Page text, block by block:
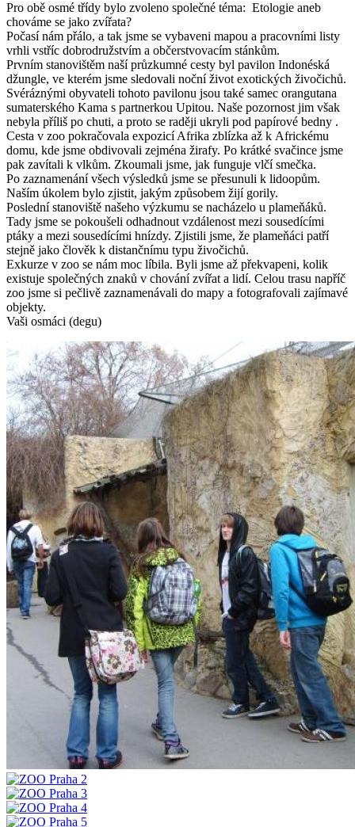
Pro obě osmé třídy bylo zvoleno společné téma: Etologie aneb
chováme se jako zvířata?
Počasí nám přálo, a tak jsme se vybaveni mapou a pracovními listy
vrhli vstříc dobrodružstvím a občerstvovacím stánkům.
Prvním stanovištěm naší průzkumné cesty byl pavilon Indonéská
džungle, ve kterém jsme sledovali noční život exotických živočichů.
Svéráznými obyvateli tohoto pavilonu jsou také samec orangutana
sumaterského Kama s partnerkou Upitou. Naše pozornost jim však
nebyla příliš po chuti, a proto se raději ukryli pod papírové bedny .
Cesta v zoo pokračovala expozicí Afrika zblízka až k Africkému
domu, kde jsme obdivovali zejména žirafy. Po krátké svačince jsme
pak zavítali k vlkům. Zkoumali jsme, jak funguje vlčí smečka.
Po zaznamenání všech výsledků jsme se přesunuli k lidoopům.
Naším úkolem bylo zjistit, jakým způsobem žijí gorily.
Poslední stanoviště našeho výzkumu se nacházelo u plameňáků.
Tady jsme se pokoušeli odhadnout vzdálenost mezi sousedícími
ptáky a mezi sousedícími hnízdy. Zjistili jsme, že plameňáci patří
stejně jako člověk k distančnímu typu živočichů.
Exkurze v zoo se nám moc líbila. Byli jsme až překvapeni, kolik
existuje společných znaků v chování zvířat a lidí. Celou trasu napříč
zoo jsme si pečlivě zaznamenávali do mapy a fotografovali zajímavé
objekty.
Vaši osmáci (degu)